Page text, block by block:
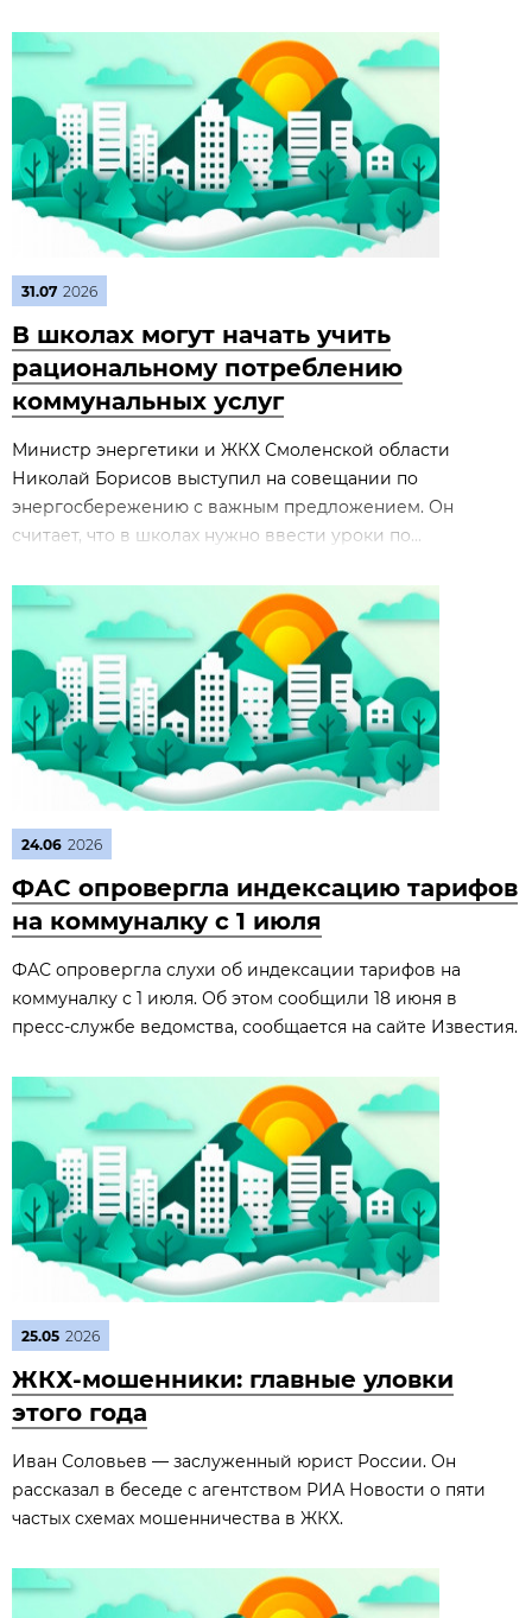
31.07 2026
В школах могут начать учить
рациональному потреблению
коммунальных услуг
Министр энергетики и ЖКХ Смоленской области
Николай Борисов выступил на совещании по
энергосбережению с важным предложением. Он
считает, что в школах нужно ввести уроки по...
24.06 2026
ФАС опровергла индексацию тарифов
на коммуналку с 1 июля
ФАС опровергла слухи об индексации тарифов на
коммуналку с 1 июля. Об этом сообщили 18 июня в
пресс‑службе ведомства, сообщается на сайте Известия.
25.05 2026
ЖКХ-мошенники: главные уловки
этого года
Иван Соловьев — заслуженный юрист России. Он
рассказал в беседе с агентством РИА Новости о пяти
частых схемах мошенничества в ЖКХ.